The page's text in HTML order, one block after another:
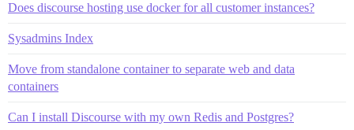
Does discourse hosting use docker for all customer instances?
Sysadmins Index
Move from standalone container to separate web and data
containers
Can I install Discourse with my own Redis and Postgres?